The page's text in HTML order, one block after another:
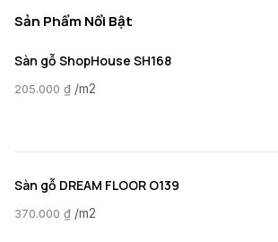
Sản Phẩm Nổi Bật
Sàn gỗ ShopHouse SH168
205.000 ₫ /m2
Sàn gỗ DREAM FLOOR O139
370.000 ₫ /m2